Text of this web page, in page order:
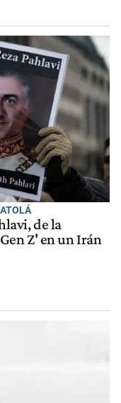
de la
Z' en un Irán